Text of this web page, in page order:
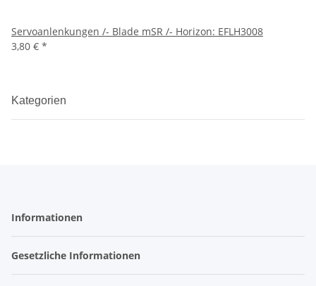
Servoanlenkungen /- Blade mSR /- Horizon: EFLH3008
3,80 € *
Kategorien
Informationen
Gesetzliche Informationen